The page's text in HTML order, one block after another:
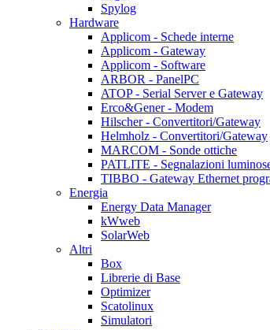
Spylog
Hardware
Applicom - Schede interne
Applicom - Gateway
Applicom - Software
ARBOR - PanelPC
ATOP - Serial Server e Gateway
Erco&Gener - Modem
Hilscher - Convertitori/Gateway
Helmholz - Convertitori/Gateway
MARCOM - Sonde ottiche
PATLITE - Segnalazioni
TIBBO - Gateway Ethernet
Energia
Energy Data Manager
kWweb
SolarWeb
Altri
Box
Librerie di Base
Optimizer
Scatolinux
Simulatori